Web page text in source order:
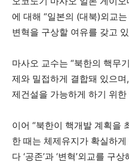
에 대해 “일본의 (대북)외교
변혁을 구상할 여유를 갖고
마사오 교수는 “북한의 핵무
제와 밀접하게 결합돼 있으
제건설을 가능하게 하기 위
이어 “북한이 핵개발 계획을
한 때는 체제유지가 확실하게
다 ‘공존’과 ‘변혁’외교를 구